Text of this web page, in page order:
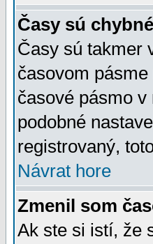
Časy sú
Časy sú takmer
časovom
časové pásmo
podobné
registrovaný,
Návrat hore
Zmenil som
Ak ste si istí, že